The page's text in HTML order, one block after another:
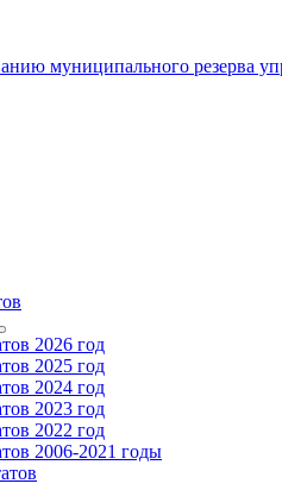
муниципального резерва
2026 год
2025 год
2024 год
2023 год
2022 год
2006-2021 годы